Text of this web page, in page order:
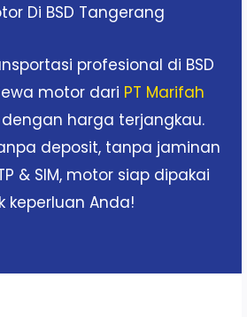
Di BSD Tangerang
profesional di BSD
motor dari PT Marifah
dengan harga terjangkau.
deposit, tanpa jaminan
& SIM, motor siap dipakai
keperluan Anda!